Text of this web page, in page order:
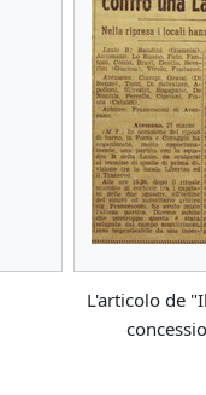
L'articolo de